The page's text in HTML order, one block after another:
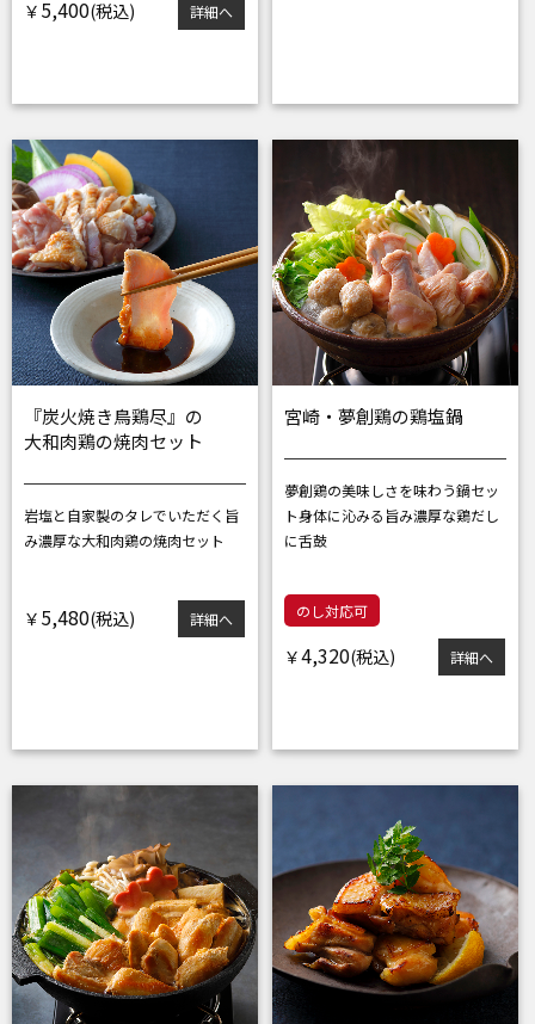
￥ 5,400 詳細へ
『炭火焼き鳥鶏尽』の
大和肉鶏の焼肉セット
岩塩と自家製のタレでいただく 旨
み濃厚な大和肉鶏の焼肉セット
￥ 5,480 詳細へ
宮崎・夢創鶏の鶏塩鍋
夢創鶏の美味しさを味わう鍋セッ
ト身体に沁みる旨み濃厚な鶏だし
に舌鼓
のし対応可
￥4,320 詳細へ